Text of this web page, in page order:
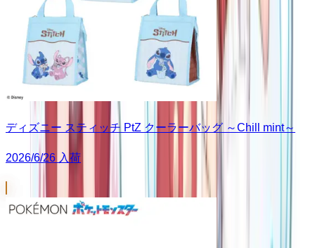
ディズニー スティッチ PtZ クーラーバッグ ～Chill mint～
2026/6/26 入荷